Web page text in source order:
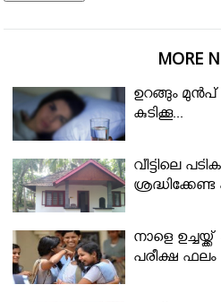
MORE
ഉറങ്ങും മുന്‍പ്
കുടിക്കൂ...
വീട്ടിലെ
നാളെ
പരീക്ഷ ഫലം